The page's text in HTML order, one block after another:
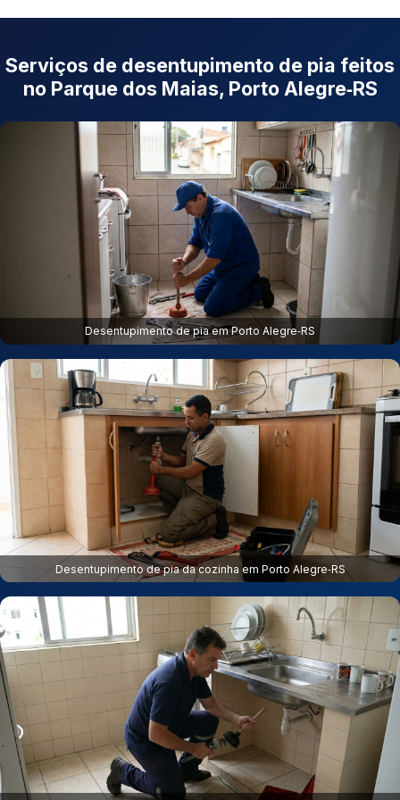
Serviços de desentupimento de pia feitos
no Parque dos Maias, Porto Alegre‑RS
Desentupimento de pia em Porto Alegre‑RS
Desentupimento de pia da cozinha em Porto Alegre‑RS